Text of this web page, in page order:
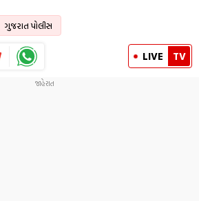
ગુજરાત પોલીસ
LIVE TV